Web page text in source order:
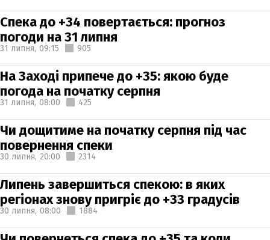
Спека до +34 повертається: прогноз
погоди на 31 липня
31 липня, 09:15 905
На Заході припече до +35: якою буде
погода на початку серпня
31 липня, 08:00 425
Чи дощитиме на початку серпня під час
повернення спеки
30 липня, 20:00 2314
Липень завершиться спекою: в яких
регіонах знову пригріє до +33 градусів
30 липня, 08:00 1884